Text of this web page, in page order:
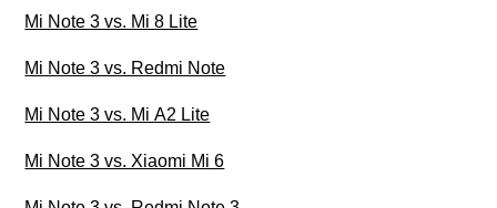
Mi Note 3 vs. Mi 8 Lite
Mi Note 3 vs. Redmi Note
Mi Note 3 vs. Mi A2 Lite
Mi Note 3 vs. Xiaomi Mi 6